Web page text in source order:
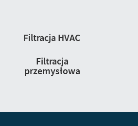
Filtracja HVAC
Filtracja
przemysłowa